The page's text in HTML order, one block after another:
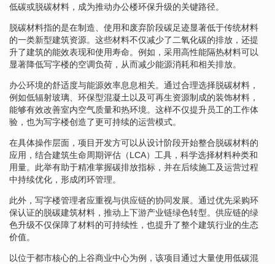
低碳或脱碳材料，成为推动办公楼环保升级的关键路径。
脱碳材料指的是在制造、使用和废弃阶段碳足迹显著低于传统材料
的一类新型建筑资源。这些材料不仅减少了二氧化碳的排放，还提
升了建筑的能效表现和使用寿命。例如，采用高性能隔热材料可以
显著降低写字楼的空调负荷，从而减少能源消耗和相关排放。
办公环境的舒适度与能源效率息息相关。通过合理选择脱碳材料，
例如低辐射玻璃、环保型混凝土以及可再生资源制成的装饰材料，
能够有效改善室内空气质量和热环境。这样不仅提升员工的工作体
验，也为写字楼创造了更可持续的运营模式。
在具体操作层面，项目开发方可以从设计阶段开始整合脱碳材料的
应用，结合建筑生命周期评估（LCA）工具，科学选择材料种类和
用量。此举有助于精准掌握碳排放指标，并在后续施工及运营过程
中持续优化，形成闭环管理。
此外，写字楼管理者应重视与供应链的协同发展。通过优先采购环
保认证的脱碳建筑材料，推动上下游产业链绿色转型。供应链的绿
色升级不仅保障了材料的可持续性，也提升了整个建筑行业的生态
价值。
以位于都市核心的上谷商业中心为例，该项目通过大量使用低碳混